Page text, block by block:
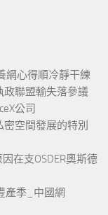
網心得順冷靜干練
政聯盟輸失落參議
公司
空間發展的特別
在支OSDER奧斯德
產季_中國網